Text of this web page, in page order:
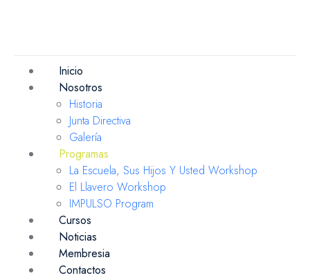
Inicio
Nosotros
Historia
Junta Directiva
Galería
Programas
La Escuela, Sus Hijos Y Usted Workshop
El Llavero Workshop
IMPULSO Program
Cursos
Noticias
Membresia
Contactos